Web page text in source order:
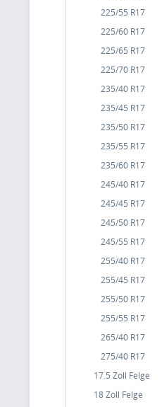
225/55 R17
225/60 R17
225/65 R17
225/70 R17
235/40 R17
235/45 R17
235/50 R17
235/55 R17
235/60 R17
245/40 R17
245/45 R17
245/50 R17
245/55 R17
255/40 R17
255/45 R17
255/50 R17
255/55 R17
265/40 R17
275/40 R17
17.5 Zoll Felge
18 Zoll Felge